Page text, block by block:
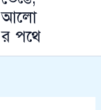
আলো
র পথে